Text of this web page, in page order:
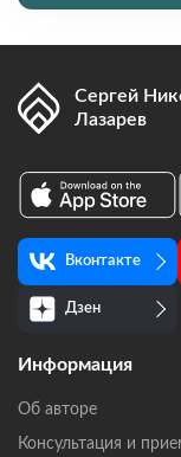
Сергей
Лазарев
Вконтакте
Дзен
Информация
Об авторе
Консультация и